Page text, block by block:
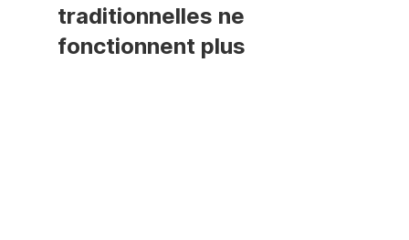
traditionnelles ne
fonctionnent plus